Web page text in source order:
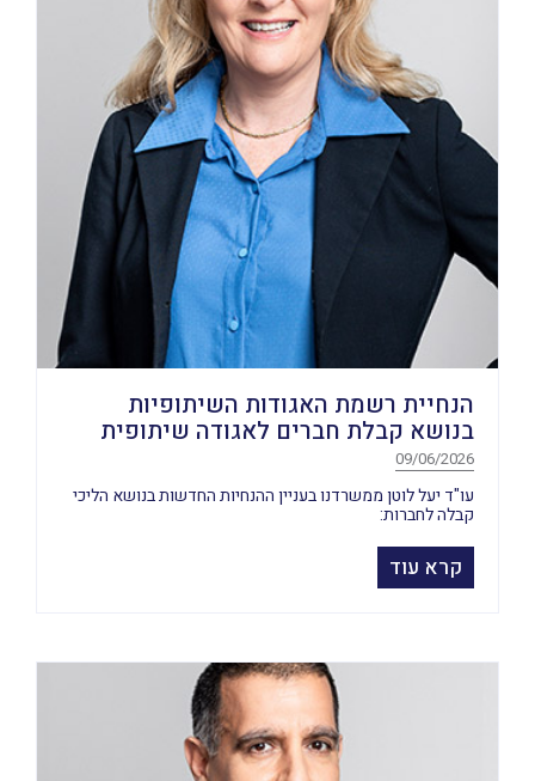
הנחיית רשמת האגודות השיתופיות
בנושא קבלת חברים לאגודה שיתופית
09/06/2026
עו"ד יעל לוטן ממשרדנו בעניין ההנחיות החדשות בנושא הליכי
קבלה לחברות:
קרא עוד